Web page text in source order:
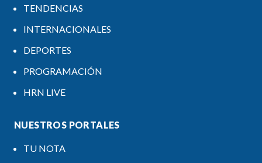
TENDENCIAS
INTERNACIONALES
DEPORTES
PROGRAMACIÓN
HRN LIVE
NUESTROS PORTALES
TU NOTA